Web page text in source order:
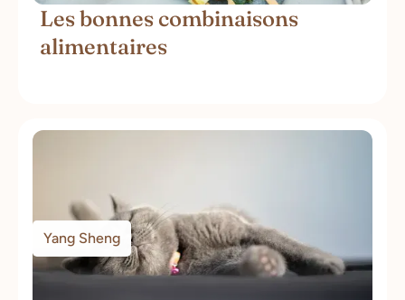
Les bonnes combinaisons
alimentaires
Yang Sheng